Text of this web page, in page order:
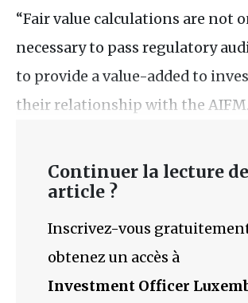
“Fair value calculations are not
necessary to pass regulatory
to provide a value-added to
their relationship with the
Continuer la lecture
article ?
Inscrivez-vous
obtenez un accès à
Investment Officer